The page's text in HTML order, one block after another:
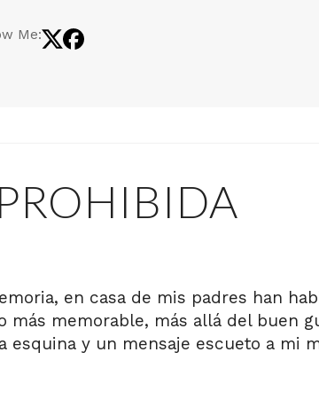
Me:
en casa de mis padres han
más memorable, más allá del buen
esquina y un mensaje escueto a mi